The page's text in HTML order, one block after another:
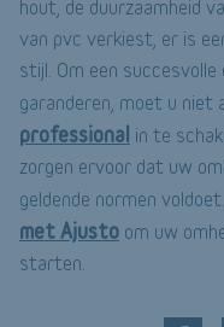
hout, de duurzaamheid
van pvc verkiest, er is
stijl. Om een
garanderen, moet u niet
professional in te
zorgen ervoor dat uw
geldende normen voldoet.
met Ajusto om uw
starten.